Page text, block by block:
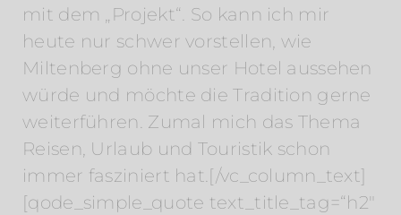
mit dem „Projekt“. So kann ich mir
heute nur schwer vorstellen, wie
Miltenberg ohne unser Hotel aussehen
würde und möchte die Tradition gerne
weiterführen. Zumal mich das Thema
Reisen, Urlaub und Touristik schon
immer fasziniert hat.[/vc_column_text]
[qode_simple_quote text_title_tag=“h2″